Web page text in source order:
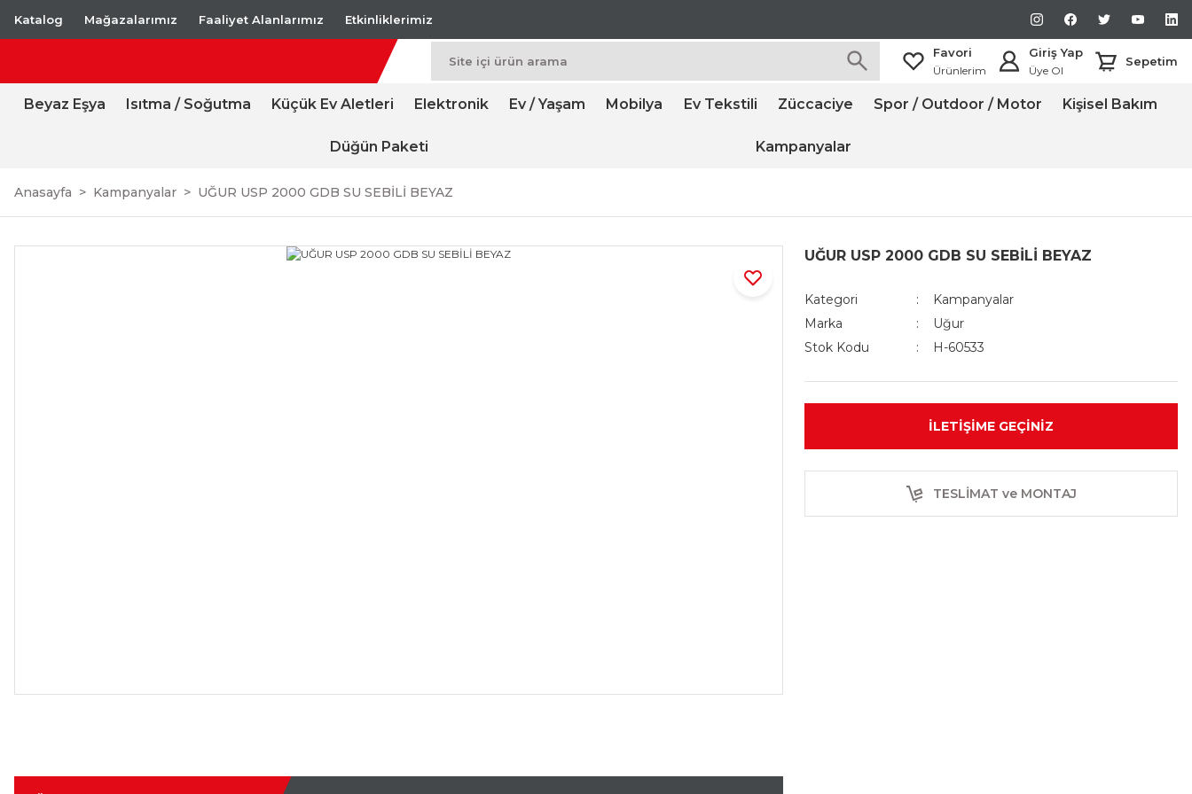
Katalog Mağazalarımız Faaliyet Alanlarımız Etkinliklerimiz
Favori
Ürünlerim
Giriş Yap
Üye Ol
Sepetim
Beyaz Eşya Isıtma / Soğutma Küçük Ev Aletleri Elektronik Ev / Yaşam Mobilya Ev Tekstili Züccaciye Spor / Outdoor / Motor Kişisel Bakım
Düğün Paketi Kampanyalar
Anasayfa Kampanyalar UĞUR USP 2000 GDB SU SEBİLİ BEYAZ
UĞUR USP 2000 GDB SU SEBİLİ BEYAZ
Kategori
Kampanyalar
Marka
Uğur
Stok Kodu
H-60533
İLETIŞIME GEÇINIZ
TESLİMAT ve MONTAJ